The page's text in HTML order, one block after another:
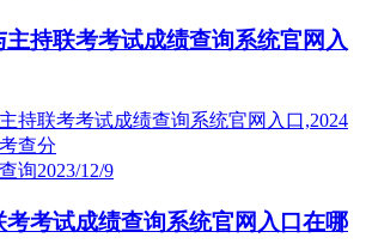
主持联考考试成绩查询系统官网入
询2023/12/9
考考试成绩查询系统官网入口在哪